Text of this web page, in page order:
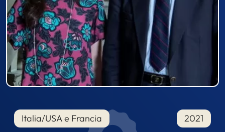
Italia/USA e Francia 2021